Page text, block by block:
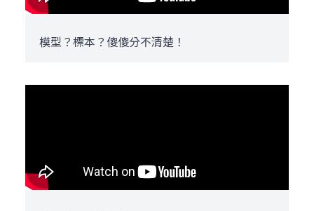
模型？標本？傻傻分不清楚！